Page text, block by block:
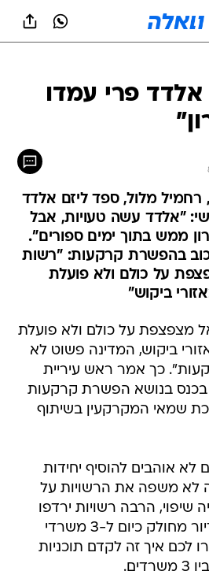
פרי עמדו
רחמיל מלול, ספד ליזם אלדד
"אלדד עשה טעויות, אבל
ממש בתוך ימים ספורים".
בהפשרת קרקעות: "רשות
על כולם ולא פועלת
ביקוש"
מצפצפת על כולם ולא פועלת
ביקוש, המדינה פשוט לא
כך אמר ראש עיריית
בכנס בנושא הפשרת קרקעות
שמאי המקרקעין בשיתוף
אוהבים להוסיף יחידות
לא משפה את הרשויות על
שיפוי, הרבה רשויות ירדפו
אחרי היח"ד. מטה הדיור מחולק כיום ל-3 משרדי
לכם איך זה לקדם תוכניות